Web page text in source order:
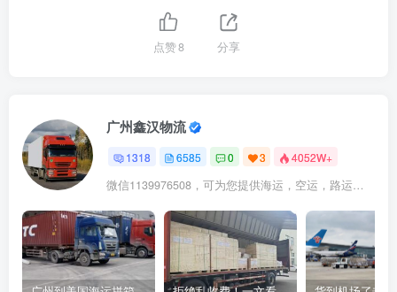
点赞8 分享
广州鑫汉物流
1318 6585 0 3 4052W+
微信1139976508，可为您提供海运，空运，路运，铁路运输